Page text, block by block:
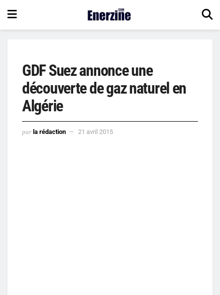
GDF Suez annonce une
découverte de gaz naturel en
Algérie
par la rédaction 21 avril 2015